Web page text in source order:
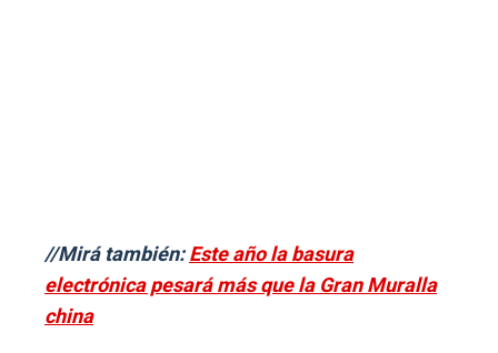
//Mirá también:Este año la basura
electrónica pesará más que la Gran Muralla
china